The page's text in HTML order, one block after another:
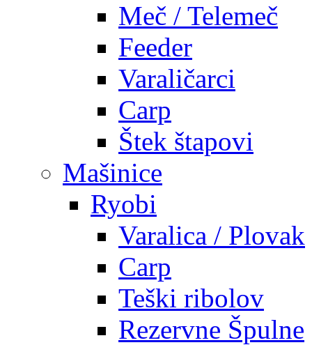
Meč / Telemeč
Feeder
Varaličarci
Carp
Štek štapovi
Mašinice
Ryobi
Varalica / Plovak
Carp
Teški ribolov
Rezervne Špulne